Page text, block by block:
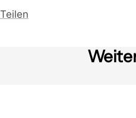
Teilen